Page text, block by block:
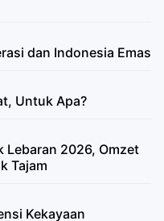
dan Indonesia Emas
Untuk Apa?
Lebaran 2026, Omzet
Tajam
Kekayaan